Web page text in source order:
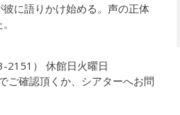
に語りかけ始める。声の正体
2151） 休館日火曜日
ご確認頂くか、シアターへお問